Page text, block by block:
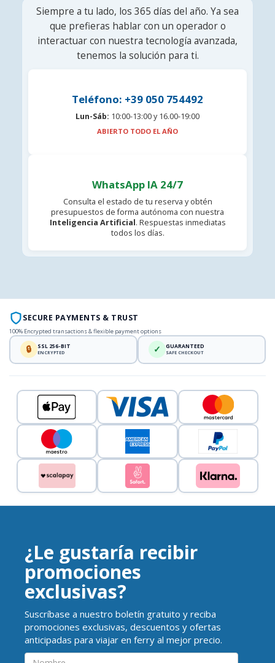
Siempre a tu lado, los 365 días del año. Ya sea
que prefieras hablar con un operador o
interactuar con nuestra tecnología avanzada,
tenemos la solución para ti.
Teléfono: +39 050 754492
Lun-Sáb: 10:00-13:00 y 16.00-19:00
ABIERTO TODO EL AÑO
WhatsApp IA 24/7
Consulta el estado de tu reserva y obtén
presupuestos de forma autónoma con nuestra
Inteligencia Artificial. Respuestas inmediatas
todos los días.
SECURE PAYMENTS & TRUST
100% Encrypted transactions & flexible payment options
🔒 SSL 256-BIT
ENCRYPTED ✓ GUARANTEED
SAFE CHECKOUT
¿Le gustaría recibir
promociones
exclusivas?
Suscríbase a nuestro boletín gratuito y reciba
promociones exclusivas, descuentos y ofertas
anticipadas para viajar en ferry al mejor precio.